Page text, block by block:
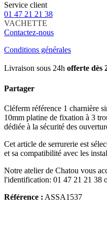
Service client
01 47 21 21 38
VACHETTE
Contactez-nous
Conditions générales
Livraison sous 24h offerte dès
Partager
Cléferm référence 1 charnière
10mm platine de fixation à 3
dédiée à la sécurité des
Cet article de serrurerie est
et sa compatibilité avec les
Notre atelier de Chatou vous
l'identification: 01 47 21 21 38
Référence : ASSA1537